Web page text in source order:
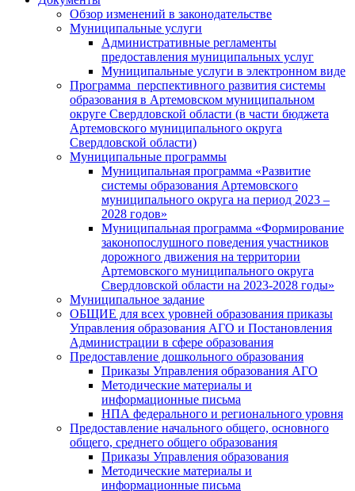
Обзор изменений в законодательстве
Муниципальные услуги
Административные регламенты
предоставления муниципальных услуг
Муниципальные услуги в электронном виде
Программа перспективного развития системы
образования в Артемовском муниципальном
округе Свердловской области (в части бюджета
Артемовского муниципального округа
Свердловской области)
Муниципальные программы
Муниципальная программа «Развитие
системы образования Артемовского
муниципального округа на период 2023 –
2028 годов»
Муниципальная программа «Формирование
законопослушного поведения участников
дорожного движения на территории
Артемовского муниципального округа
Свердловской области на 2023-2028 годы»
Муниципальное задание
ОБЩИЕ для всех уровней образования приказы
Управления образования АГО и Постановления
Администрации в сфере образования
Предоставление дошкольного образования
Приказы Управления образования АГО
Методические материалы и
информационные письма
НПА федерального и регионального уровня
Предоставление начального общего, основного
общего, среднего общего образования
Приказы Управления образования
Методические материалы и
информационные письма